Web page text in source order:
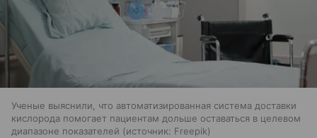
Ученые выяснили, что автоматизированная система доставки
кислорода помогает пациентам дольше оставаться в целевом
диапазоне показателей
источник: Freepik